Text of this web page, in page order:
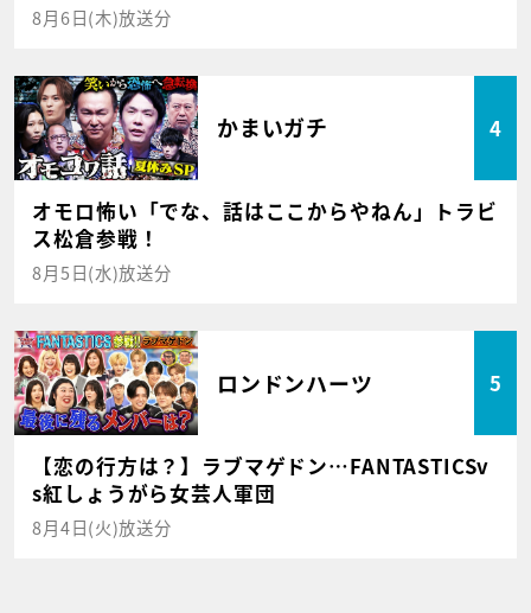
8月6日(木)放送分
かまいガチ 4
オモロ怖い「でな、話はここからやねん」トラビ
ス松倉参戦！
8月5日(水)放送分
ロンドンハーツ 5
【恋の行方は？】ラブマゲドン…FANTASTICSv
s紅しょうがら女芸人軍団
8月4日(火)放送分